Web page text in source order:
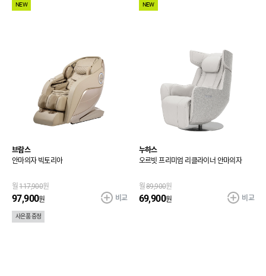
NEW NEW
브람스
안마의자 빅토리아
월 117,900원
97,900원
사은품 증정
비교
누하스
오르빗 프리미엄 리클라이너 안마의자
월 89,900원
69,900원 비교